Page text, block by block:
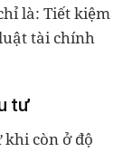
là: Tiết kiệm
tài chính
tư
còn ở độ